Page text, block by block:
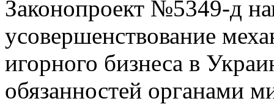
Законопроект №5349-д
усовершенствование
игорного бизнеса в
обязанностей органами